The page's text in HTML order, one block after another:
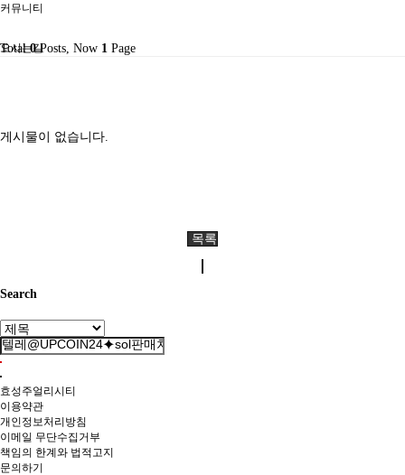
커뮤니티
오시는길
Total0Posts, Now 1 Page
게시물이 없습니다.
목록
Search
효성주얼리시티
이용약관
개인정보처리방침
이메일 무단수집거부
책임의 한계와 법적고지
문의하기